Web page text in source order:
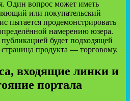
Один вопрос может иметь
или покупательский
пытается продемонстрировать
намерению юзера.
будет подходящей
продукта — торговому.
входящие линки и
портала